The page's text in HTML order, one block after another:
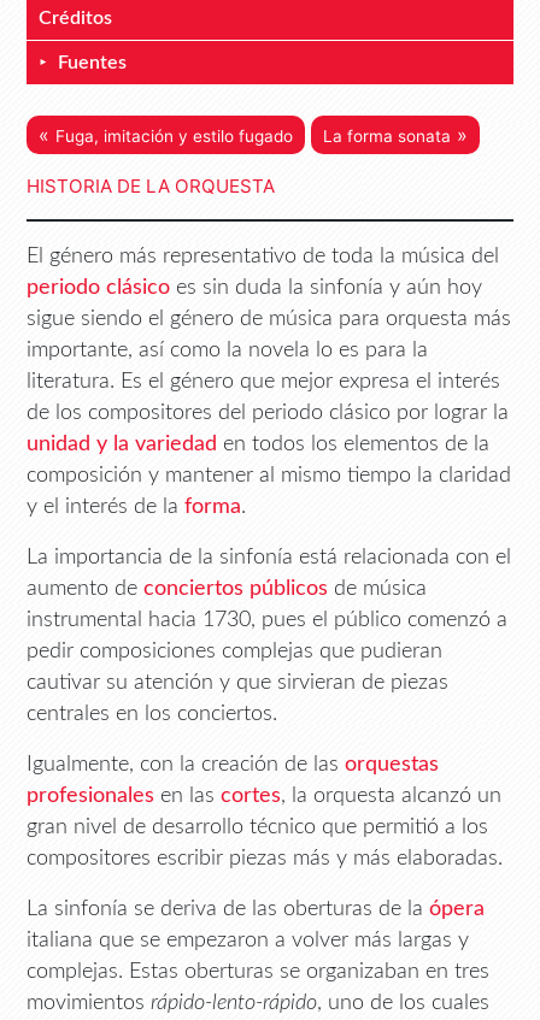
Créditos
Fuentes
« Fuga, imitación y estilo fugado La forma sonata »
HISTORIA DE LA ORQUESTA
El género más representativo de toda la música del
periodo clásico es sin duda la sinfonía y aún hoy
sigue siendo el género de música para orquesta más
importante, así como la novela lo es para la
literatura. Es el género que mejor expresa el interés
de los compositores del periodo clásico por lograr la
unidad y la variedad en todos los elementos de la
composición y mantener al mismo tiempo la claridad
y el interés de laforma.
La importancia de la sinfonía está relacionada con el
aumento de conciertos públicos de música
instrumental hacia 1730, pues el público comenzó a
pedir composiciones complejas que pudieran
cautivar su atención y que sirvieran de piezas
centrales en los conciertos.
Igualmente, con la creación de lasorquestas
profesionales en lascortes, la orquesta alcanzó un
gran nivel de desarrollo técnico que permitió a los
compositores escribir piezas más y más elaboradas.
La sinfonía se deriva de las oberturas de laópera
italiana que se empezaron a volver más largas y
complejas. Estas oberturas se organizaban en tres
movimientosrápido-lento-rápido, uno de los cuales